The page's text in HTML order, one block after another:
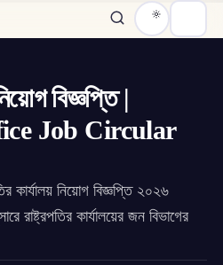
বিজ্ঞপ্তি |
Job Circular
কার্যালয় নিয়োগ বিজ্ঞপ্তি ২০২৬
রাষ্ট্রপতির কার্যালয়ের জন বিভাগের